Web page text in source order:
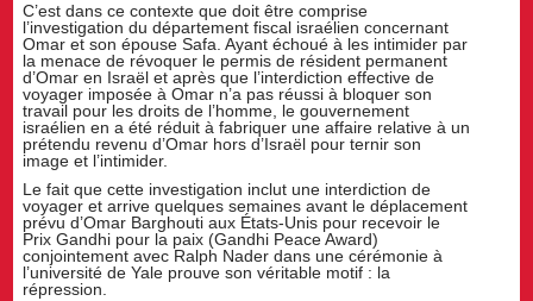
C’est dans ce contexte que doit être comprise
l’investigation du département fiscal israélien concernant
Omar et son épouse Safa. Ayant échoué à les intimider par
la menace de révoquer le permis de résident permanent
d’Omar en Israël et après que l’interdiction effective de
voyager imposée à Omar n’a pas réussi à bloquer son
travail pour les droits de l’homme, le gouvernement
israélien en a été réduit à fabriquer une affaire relative à un
prétendu revenu d’Omar hors d’Israël pour ternir son
image et l’intimider.
Le fait que cette investigation inclut une interdiction de
voyager et arrive quelques semaines avant le déplacement
prévu d’Omar Barghouti aux États-Unis pour recevoir le
Prix Gandhi pour la paix (Gandhi Peace Award)
conjointement avec Ralph Nader dans une cérémonie à
l’université de Yale prouve son véritable motif : la
répression.